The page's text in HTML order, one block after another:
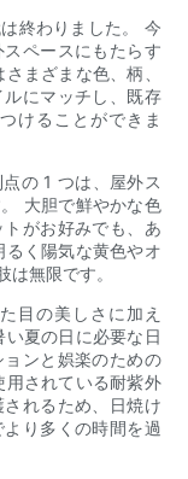
終わりました。 今
ペースにもたらす
まざまな色、柄、
にマッチし、既存
けることができま
の 1 つは、屋外ス
大胆で鮮やかな色
がお好みでも、あ
く陽気な黄色やオ
無限です。
目の美しさに加え
夏の日に必要な日
ンと娯楽のための
されている耐紫外
れるため、日焼け
り多くの時間を過